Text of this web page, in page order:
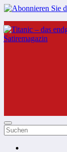
Zum
Inhalt
springen